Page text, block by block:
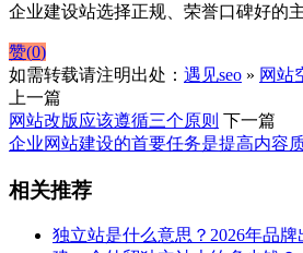
企业建设站选择正规、荣誉口碑好的
赞(0)
如需转载请注明出处： 遇见seo » 网站
上一篇
网站改版应该遵循三个原则 下一篇
企业网站建设的首要任务是提高内容
相关推荐
独立站是什么意思？2026年品